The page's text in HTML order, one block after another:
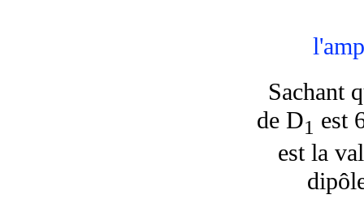
Sachant
de D1 est
est la